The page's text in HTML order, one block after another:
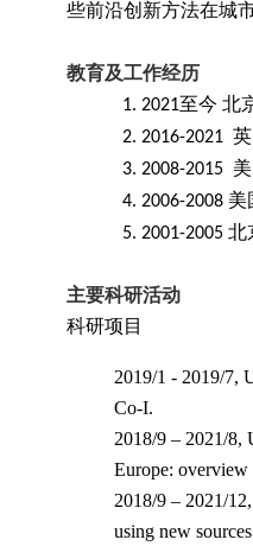
些前沿创新方法在城
教育及工作经历
1. 2021至今
2. 2016-2021
3. 2008-2015
4. 2006-2008
5. 2001-2005
主要科研活动
科研项目
2019/1 - 2019/7,
Co-I.
2018/9 – 2021/8,
Europe: overview
2018/9 – 2021/
using new